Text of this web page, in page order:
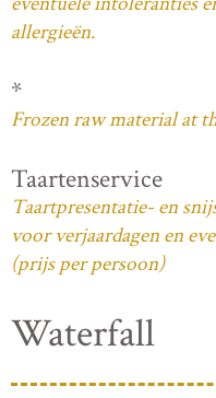
allergieën.
*
Frozen raw material at
Taartenservice
Taartpresentatie- en
voor verjaardagen en
(prijs per persoon)
Waterfall